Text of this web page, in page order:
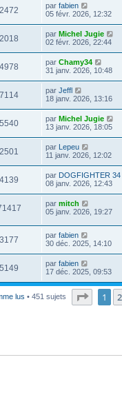
2472 par fabien
05 févr. 2026, 12:32
2018 par Michel Jugie
02 févr. 2026, 22:44
4978 par Chamy34
31 janv. 2026, 10:48
7114 par Jeffl
18 janv. 2026, 13:16
5540 par Michel Jugie
13 janv. 2026, 18:05
2501 par Lepeu
11 janv. 2026, 12:02
4139 par DOGFIGHTER 34
08 janv. 2026, 12:43
par mitch
05 janv. 2026, 19:27
3177 par fabien
30 déc. 2025, 14:10
5149 par fabien
17 déc. 2025, 09:53
lus • 451 sujets Page1 2